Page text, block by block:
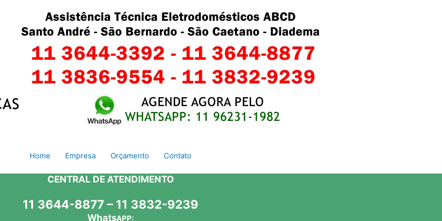
Home Empresa Orçamento Contato
CENTRAL DE ATENDIMENTO
11 3644-8877 – 11 3832-9239
WhatsAPP: